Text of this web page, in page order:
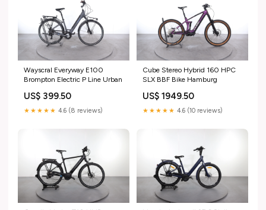
Wayscral Everyway E100
Brompton Electric P Line Urban
US$ 399.50
★★★★★ 4.6 (8 reviews)
Cube Stereo Hybrid 160 HPC
SLX BBF Bike Hamburg
US$ 1949.50
★★★★★ 4.6 (10 reviews)